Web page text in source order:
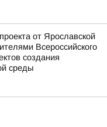
от Ярославской
Всероссийского
создания
среды